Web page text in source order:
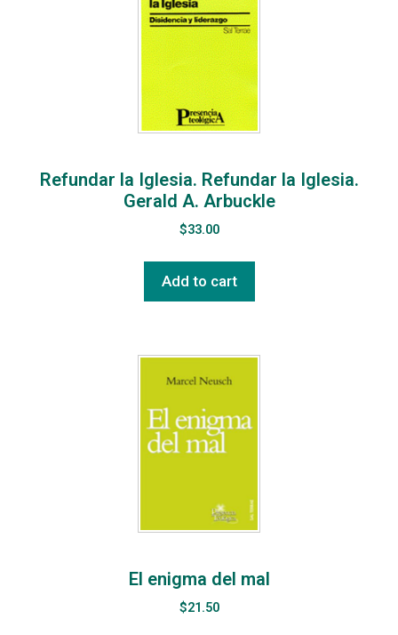
Refundar la Iglesia. Refundar la Iglesia.
Gerald A. Arbuckle
$33.00
Add to cart
El enigma del mal
$21.50